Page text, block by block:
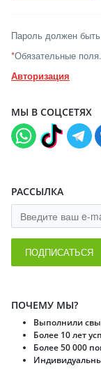
Пароль должен
*Обязательные поля.
Авторизация
МЫ В СОЦСЕТЯХ
РАССЫЛКА
ПОДПИСАТЬСЯ
ПОЧЕМУ МЫ?
Выполнили
Более 10 лет
Более 50 000